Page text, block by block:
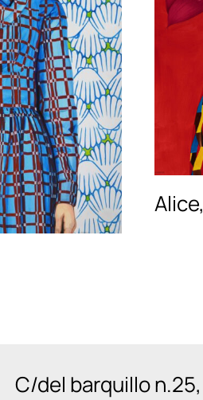
C/del barquillo